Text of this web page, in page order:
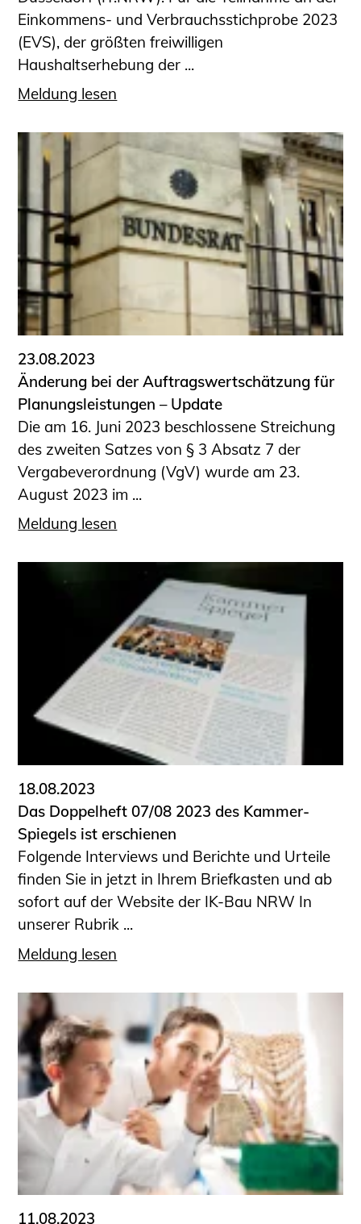
Einkommens- und Verbrauchsstichprobe 2023
(EVS), der größten freiwilligen
Haushaltserhebung der ...
Meldung lesen
23.08.2023
Änderung bei der Auftragswertschätzung für
Planungsleistungen – Update
Die am 16. Juni 2023 beschlossene Streichung
des zweiten Satzes von § 3 Absatz 7 der
Vergabeverordnung (VgV) wurde am 23.
August 2023 im ...
Meldung lesen
18.08.2023
Das Doppelheft 07/08 2023 des Kammer-
Spiegels ist erschienen
Folgende Interviews und Berichte und Urteile
finden Sie in jetzt in Ihrem Briefkasten und ab
sofort auf der Website der IK-Bau NRW In
unserer Rubrik ...
Meldung lesen
11.08.2023